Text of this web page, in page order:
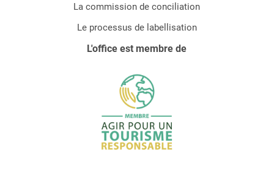
La commission de conciliation
Le processus de labellisation
L'office est membre de